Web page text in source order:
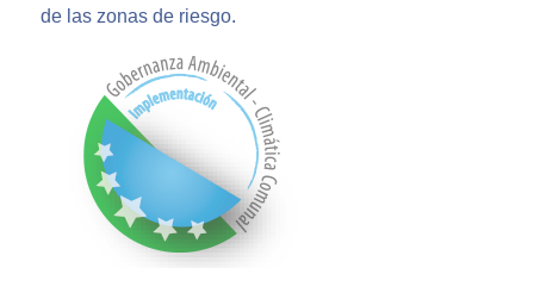
de las zonas de riesgo.